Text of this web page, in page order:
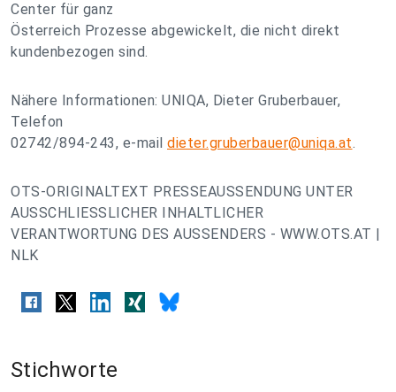
Center für ganz
Österreich Prozesse abgewickelt, die nicht direkt
kundenbezogen sind.
Nähere Informationen: UNIQA, Dieter Gruberbauer,
Telefon
02742/894-243, e-mail dieter.gruberbauer@uniqa.at.
OTS-ORIGINALTEXT PRESSEAUSSENDUNG UNTER
AUSSCHLIESSLICHER INHALTLICHER
VERANTWORTUNG DES AUSSENDERS - WWW.OTS.AT |
NLK
Stichworte